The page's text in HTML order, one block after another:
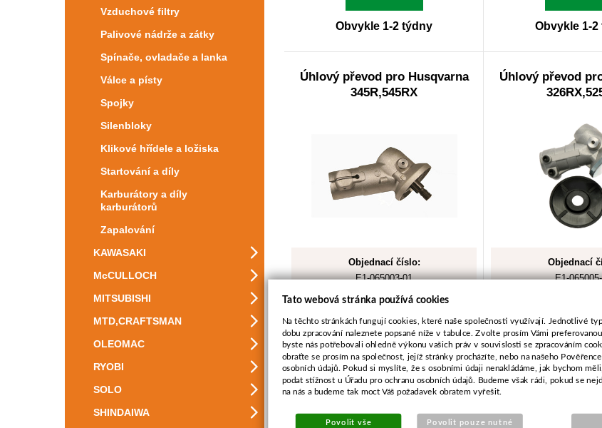
Vzduchové filtry
Palivové nádrže a zátky
Spínače, ovladače a lanka
Válce a písty
Spojky
Silenbloky
Klikové hřídele a ložiska
Startování a díly
Karburátory a díly
karburátorů
Zapalování
KAWASAKI
McCULLOCH
MITSUBISHI
MTD,CRAFTSMAN
OLEOMAC
RYOBI
SOLO
SHINDAIWA
Obvykle 1-2 týdny Obvykle 1-
Úhlový převod pro Husqvarna
345R,545RX
Objednací číslo:
E1-065003-01
Nahrazuje originální číslo:
1 708 Kč
1 412 Kč bez DPH
Detail
Úhlový převod
Objednací
E1-
1 995
1 649 Kč
Tato webová stránka používá cookies
Na těchto stránkách fungují cookies, které naše společnosti využívají. Jednotlivé
dobu zpracování naleznete popsané níže v tabulce. Zvolte prosím Vámi
byste nás potřebovali ohledně výkonu vašich práv v souvislosti se zpracováním
obraťte se prosím na společnost, jejíž stránky procházíte, nebo na našeho
osobních údajů. Pokud si myslíte, že s osobními údaji nenakládáme, jak bychom
podat stížnost u Úřadu pro ochranu osobních údajů. Budeme však rádi, pokud se
na nás a budeme tak moct Váš požadavek obratem vyřešit.
Povolit vše Povolit pouze nutné